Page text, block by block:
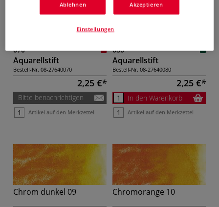
070
Aquarellstift
Bestell-Nr. 08-27640070
2,25 €
Bitte benachrichtigen
Artikel auf den Merkzettel
Chrom mittel 08
080
Aquarellstift
Bestell-Nr. 08-27640080
2,25 €
In den Warenkorb
Artikel auf den Merkzettel
Chrom dunkel 09 Chromorange 10
Ablehnen Akzeptieren
Einstellungen